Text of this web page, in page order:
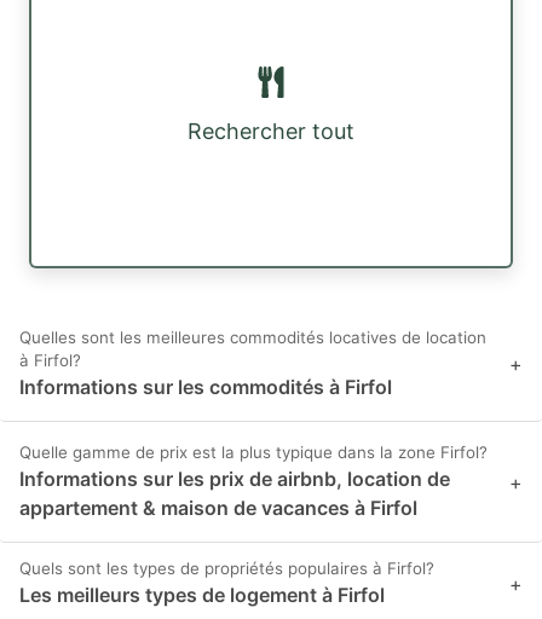
Rechercher tout
Quelles sont les meilleures commodités locatives de location
à Firfol?
Informations sur les commodités à Firfol
+
Quelle gamme de prix est la plus typique dans la zone Firfol?
Informations sur les prix de airbnb, location de
appartement & maison de vacances à Firfol
+
Quels sont les types de propriétés populaires à Firfol?
Les meilleurs types de logement à Firfol +